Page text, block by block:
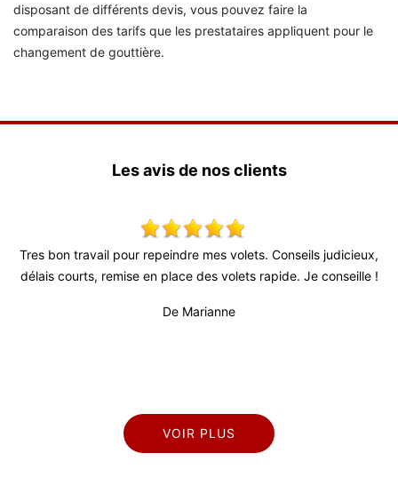
disposant de différents devis, vous pouvez faire la
comparaison des tarifs que les prestataires appliquent pour le
changement de gouttière.
Les avis de nos clients
Tres bon travail pour repeindre mes volets. Conseils judicieux,
délais courts, remise en place des volets rapide. Je conseille !
De Marianne
VOIR PLUS